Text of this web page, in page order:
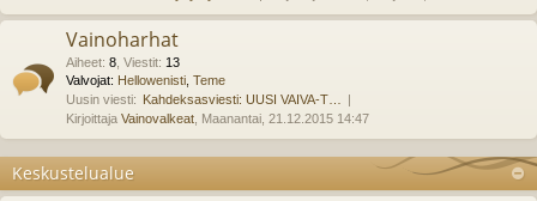
Vainoharhat
Aiheet: 8 Viestit: 13
Valvojat: Hellowenisti Teme
Uusin viesti: Kahdeksasviesti: UUSI VAIVA-T…
Kirjoittaja Vainovalkeat , Maanantai, 21.12.2015 14:47
Keskustelualue